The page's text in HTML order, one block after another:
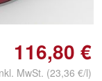
116,80 €
MwSt. (23,36 €/l)